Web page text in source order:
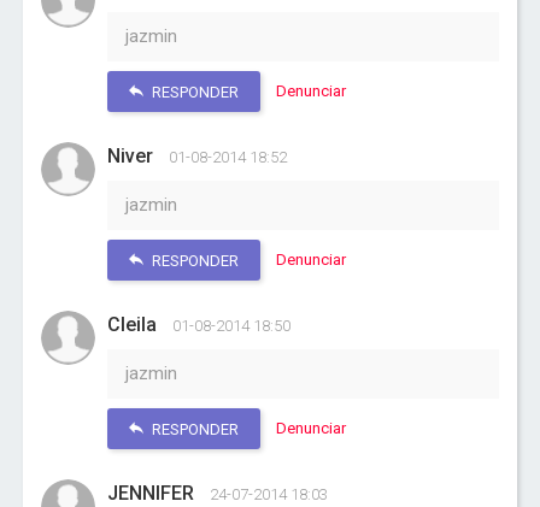
jazmin
RESPONDER Denunciar
Niver 01-08-2014 18:52
jazmin
RESPONDER Denunciar
Cleila 01-08-2014 18:50
jazmin
RESPONDER Denunciar
JENNIFER 24-07-2014 18:03